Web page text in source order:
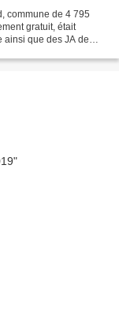
commune de 4 795
gratuit, était
ainsi que des JA de